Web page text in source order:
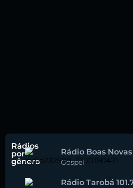
Rádios
por
gênero
Rádio Boas Novas
Gospel
Rádio Tarobá